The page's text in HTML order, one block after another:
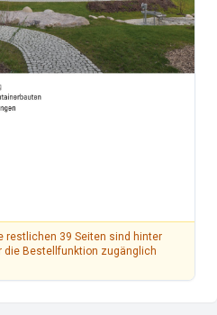
restlichen 39 Seiten sind hinter
die Bestellfunktion zugänglich